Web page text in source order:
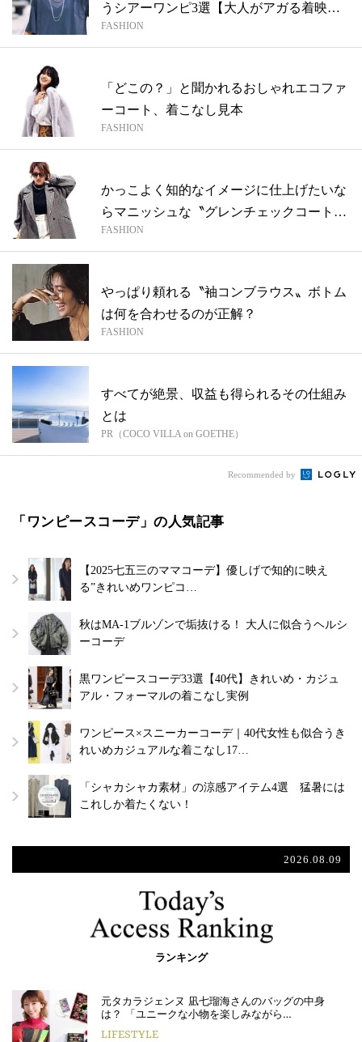
うシアーワンピ3選【大人がアガる着映え
ワ...
FASHION
「どこの？」と聞かれるおしゃれエコファ
ーコート、着こなし見本
FASHION
かっこよく知的なイメージに仕上げたいな
らマニッシュな〝グレンチェックコート〟
一択...
FASHION
やっぱり頼れる〝袖コンブラウス〟ボトム
は何を合わせるのが正解？
FASHION
すべてが絶景、収益も得られるその仕組み
とは
PR（COCO VILLA on GOETHE）
Recommended by
「ワンピースコーデ」の人気記事
【2025七五三のママコーデ】優しげで知的に映え
る”きれいめワンピコ…
秋はMA-1ブルゾンで垢抜ける！ 大人に似合うヘルシ
ーコーデ
黒ワンピースコーデ33選【40代】きれいめ・カジュ
アル・フォーマルの着こなし実例
ワンピース×スニーカーコーデ｜40代女性も似合うき
れいめカジュアルな着こなし17…
「シャカシャカ素材」の涼感アイテム4選 猛暑には
これしか着たくない！
2026.08.09
ランキング
元タカラジェンヌ 凪七瑠海さんのバッグの中身
は？ 「ユニークな小物を楽しみながら…
LIFESTYLE